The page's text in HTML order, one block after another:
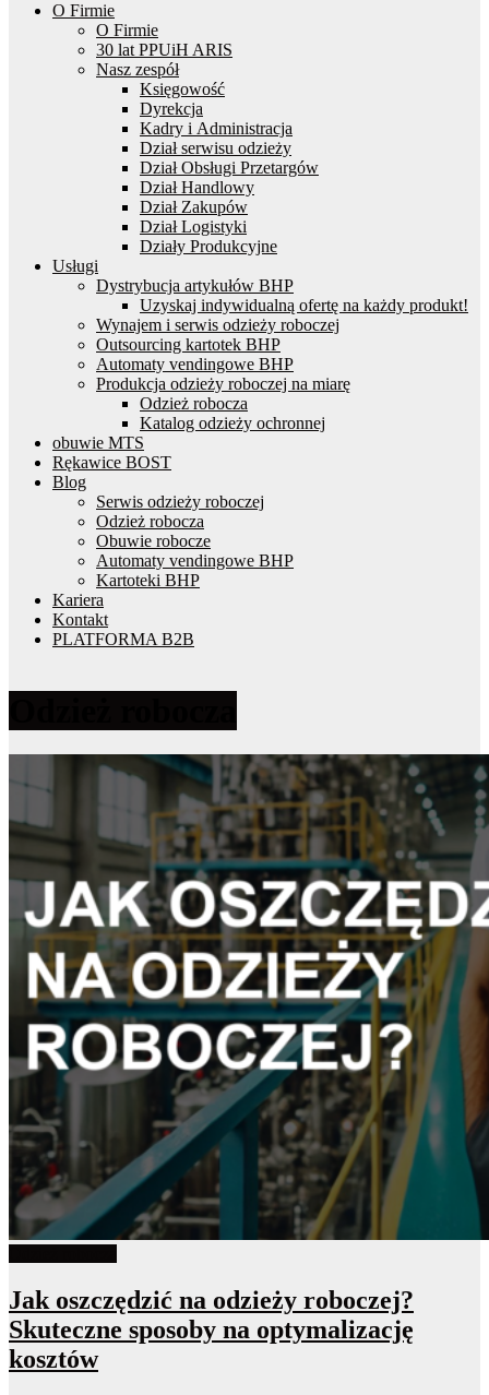
O Firmie
O Firmie
30 lat PPUiH ARIS
Nasz zespół
Księgowość
Dyrekcja
Kadry i Administracja
Dział serwisu odzieży
Dział Obsługi Przetargów
Dział Handlowy
Dział Zakupów
Dział Logistyki
Działy Produkcyjne
Usługi
Dystrybucja artykułów BHP
Uzyskaj indywidualną ofertę na każdy produkt!
Wynajem i serwis odzieży roboczej
Outsourcing kartotek BHP
Automaty vendingowe BHP
Produkcja odzieży roboczej na miarę
Odzież robocza
Katalog odzieży ochronnej
obuwie MTS
Rękawice BOST
Blog
Serwis odzieży roboczej
Odzież robocza
Obuwie robocze
Automaty vendingowe BHP
Kartoteki BHP
Kariera
Kontakt
PLATFORMA B2B
Jak oszczędzić na odzieży roboczej?
Skuteczne sposoby na optymalizację
kosztów